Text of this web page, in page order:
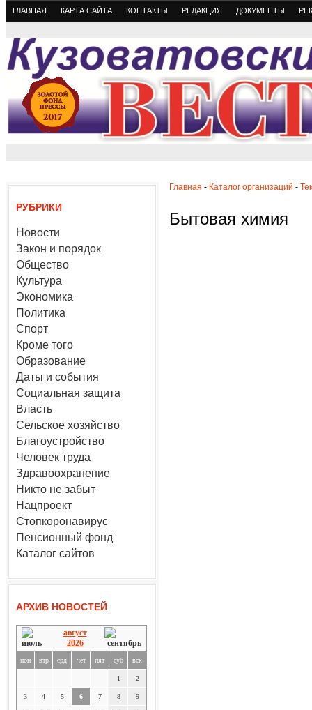
ГЛАВНАЯ КАРТА САЙТА КОНТАКТЫ РЕДАКЦИЯ ДОКУМЕНТЫ
РУБРИКИ
Новости
Закон и порядок
Общество
Культура
Экономика
Политика
Спорт
Кроме того
Образование
Даты и события
Социальная защита
Власть
Сельское хозяйство
Благоустройство
Человек труда
Здравоохранение
Никто не забыт
Нацпроект
Стопкоронавирус
Пенсионный фонд
Каталог сайтов
АРХИВ НОВОСТЕЙ
август
2026
пон втр срд чет пят суб вск
1 2
3 4 5 6 7 8 9
Главная - Каталог организаций -
Бытовая химия